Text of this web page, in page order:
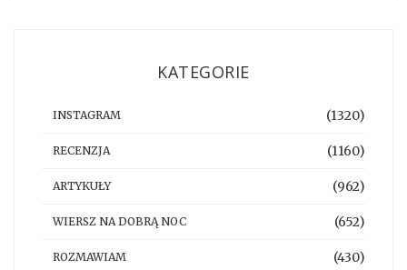
KATEGORIE
INSTAGRAM (1320)
RECENZJA (1160)
ARTYKUŁY (962)
WIERSZ NA DOBRĄ NOC (652)
ROZMAWIAM (430)